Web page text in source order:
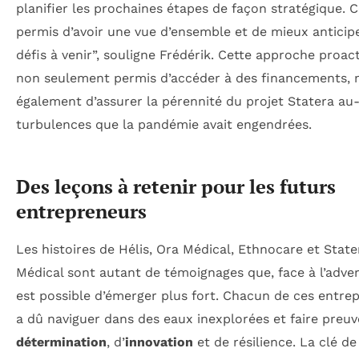
planifier les prochaines étapes de façon stratégique.
permis d’avoir une vue d’ensemble et de mieux
défis à venir”, souligne Frédérik. Cette approche
non seulement permis d’accéder à des financements,
également d’assurer la pérennité du projet Statera
turbulences que la pandémie avait engendrées.
Des leçons à retenir pour les futurs
entrepreneurs
Les histoires de Hélis, Ora Médical, Ethnocare et
Médical sont autant de témoignages que, face à
est possible d’émerger plus fort. Chacun de ces
a dû naviguer dans des eaux inexplorées et faire
détermination, d’innovation et de résilience. La clé